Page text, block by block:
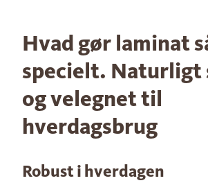
Hvad gør laminat
specielt. Naturligt
og velegnet til
hverdagsbrug
Robust i hverdagen